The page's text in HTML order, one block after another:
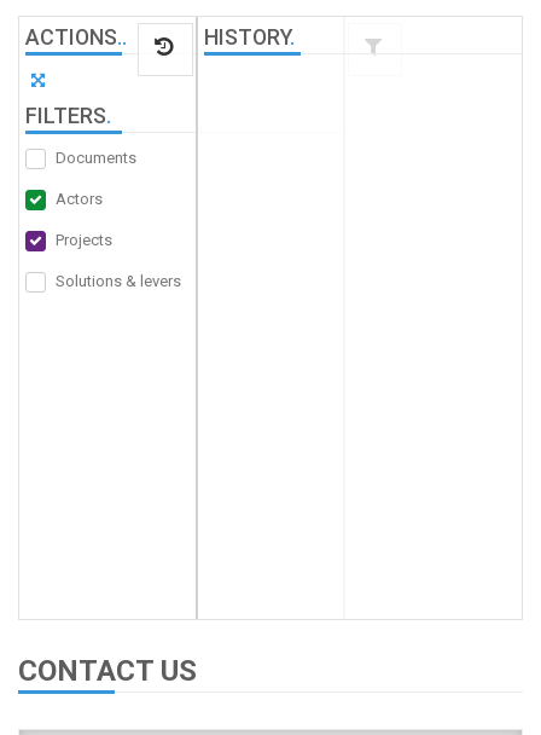
ACTIONS..
FILTERS.
Documents
Actors
Projects
Solutions & levers
HISTORY.
CONTACT US